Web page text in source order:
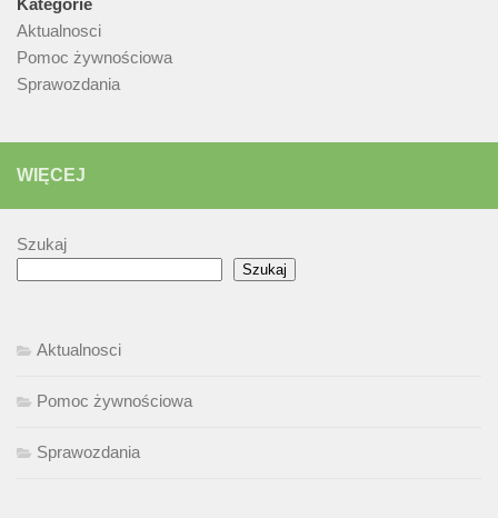
Kategorie
Aktualnosci
Pomoc żywnościowa
Sprawozdania
WIĘCEJ
Szukaj
Szukaj
Aktualnosci
Pomoc żywnościowa
Sprawozdania